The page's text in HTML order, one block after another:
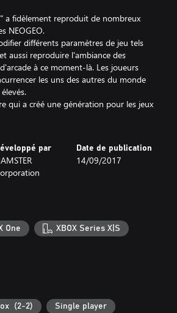
a fidèlement reproduit de nombreux
NEOGEO.
différents paramètres de jeu tels
aussi reproduire l'ambiance des
à ce moment-là. Les joueurs
les uns des autres du monde
qui a créé une génération pour les jeux
par Date de publication
14/09/2017
One XBOX Series X|S
(2-2) Single player